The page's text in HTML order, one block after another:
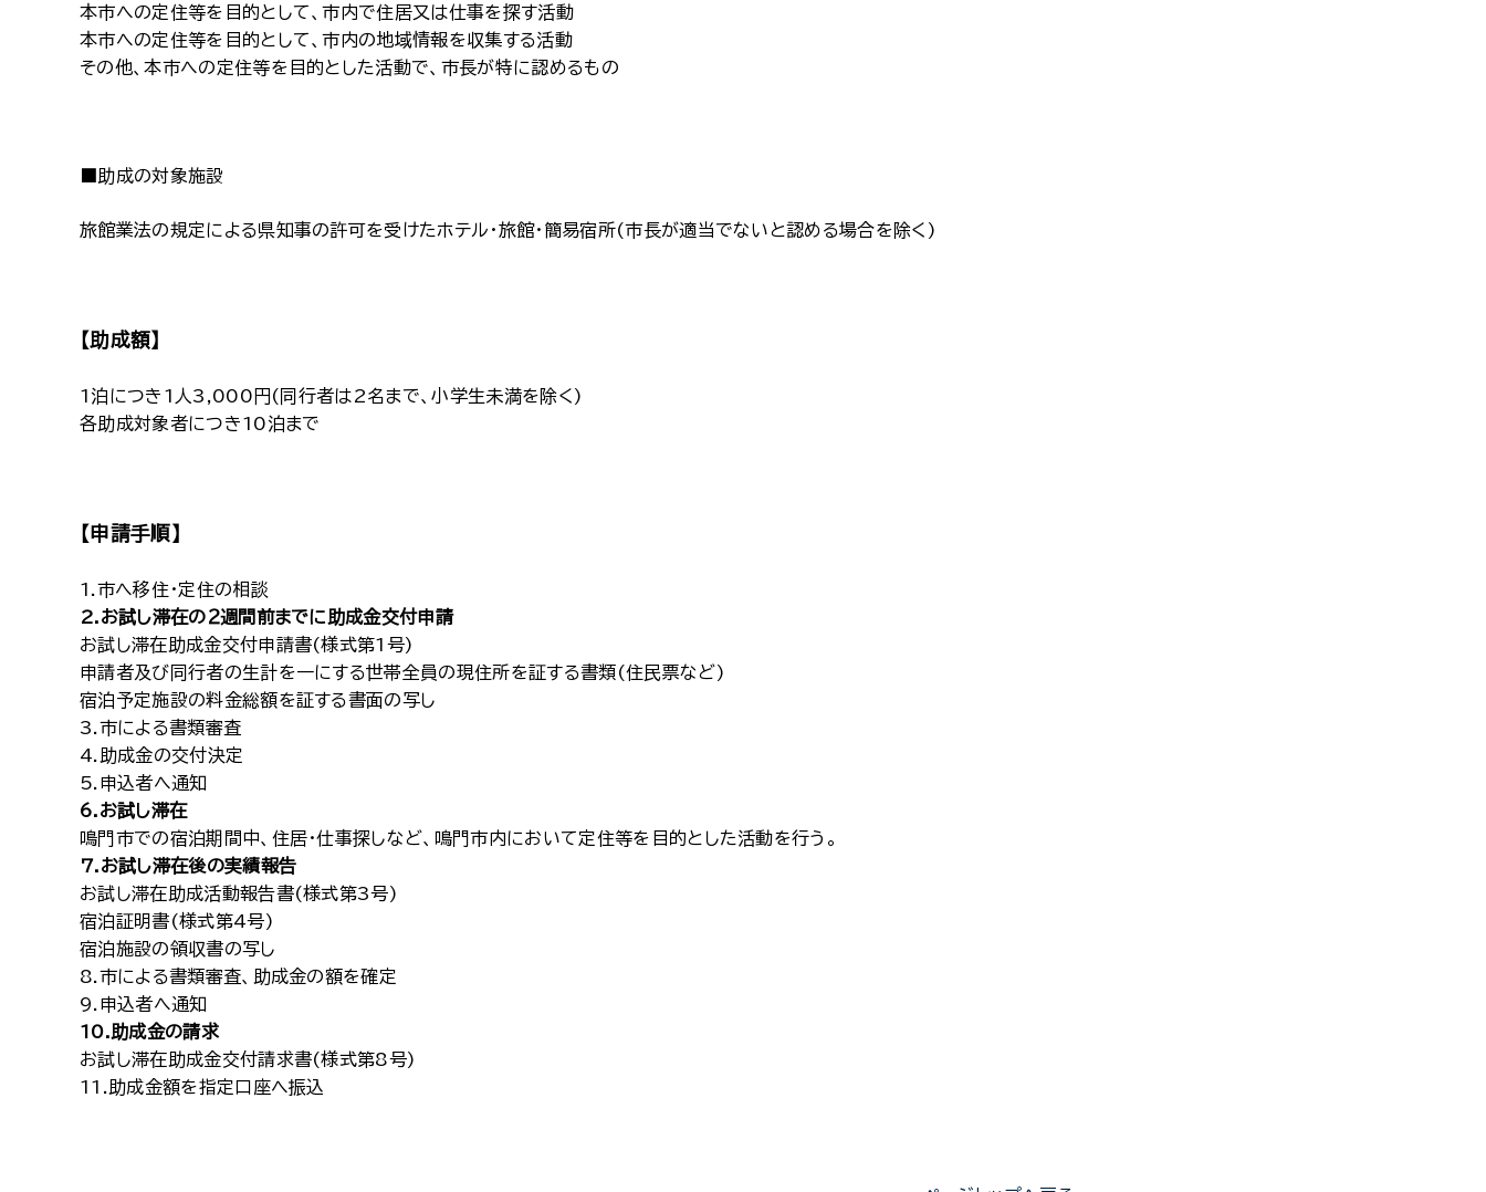
本市への定住等を目的として、市内で住居又は仕事を探す活動
本市への定住等を目的として、市内の地域情報を収集する活動
その他、本市への定住等を目的とした活動で、市長が特に認めるもの
■助成の対象施設
旅館業法の規定による県知事の許可を受けたホテル・旅館・簡易宿所(市長が適当でないと認める場合を除く)
【助成額】
1泊につき1人3,000円(同行者は2名まで、小学生未満を除く)
各助成対象者につき10泊まで
【申請手順】
1.市へ移住・定住の相談
2.お試し滞在の２週間前までに助成金交付申請
お試し滞在助成金交付申請書(様式第1号)
申請者及び同行者の生計を一にする世帯全員の現住所を証する書類(住民票など)
宿泊予定施設の料金総額を証する書面の写し
3.市による書類審査
4.助成金の交付決定
5.申込者へ通知
6.お試し滞在
鳴門市での宿泊期間中、住居・仕事探しなど、鳴門市内において定住等を目的とした活動を行う。
7.お試し滞在後の実績報告
お試し滞在助成活動報告書(様式第3号)
宿泊証明書(様式第4号)
宿泊施設の領収書の写し
8.市による書類審査、助成金の額を確定
9.申込者へ通知
10.助成金の請求
お試し滞在助成金交付請求書(様式第8号)
11.助成金額を指定口座へ振込